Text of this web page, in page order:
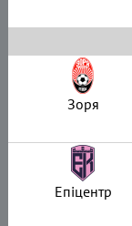
Зоря
Епіцентр